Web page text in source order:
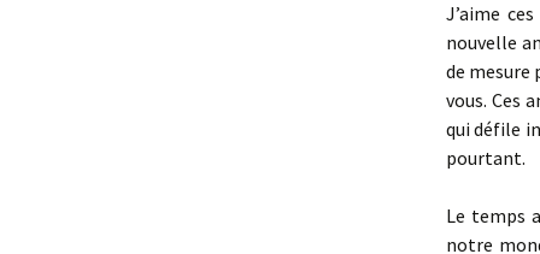
J’aime
nouvelle
de mesure
vous. Ces
qui défile
pourtant.
Le temps
notre